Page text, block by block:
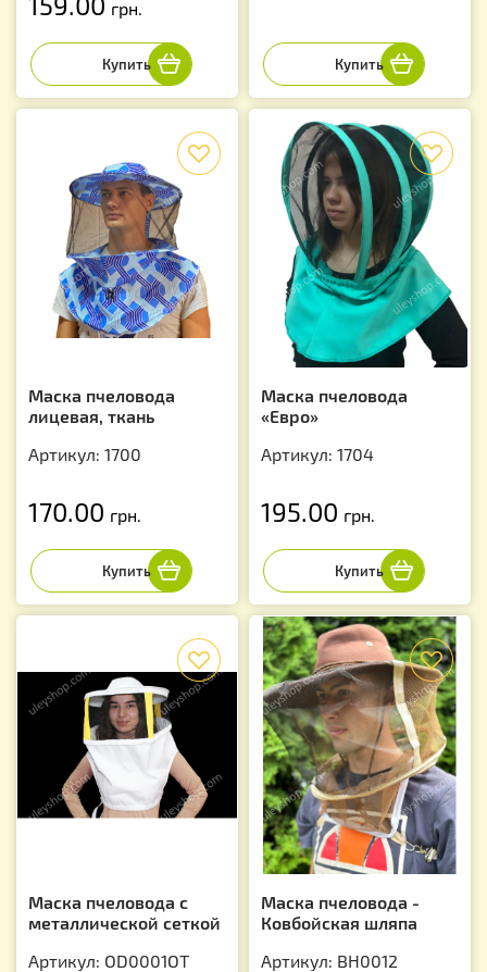
грн.
Маска пчеловода
лицевая, ткань
Артикул: 1700
170.00 грн.
Маска пчеловода
«Евро»
Артикул: 1704
195.00 грн.
Маска пчеловода с
металлической сеткой
Артикул: OD0001OT
Маска пчеловода -
Ковбойская шляпа
Артикул: BH0012